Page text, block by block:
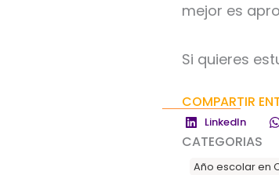
mejor es
Si quieres
COMPARTIR
LinkedIn
CATEGORIAS
Año escolar en